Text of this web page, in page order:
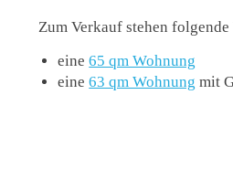
Zum Verkauf stehen
eine65 qm Wohnung
eine63 qm Wohnung mit